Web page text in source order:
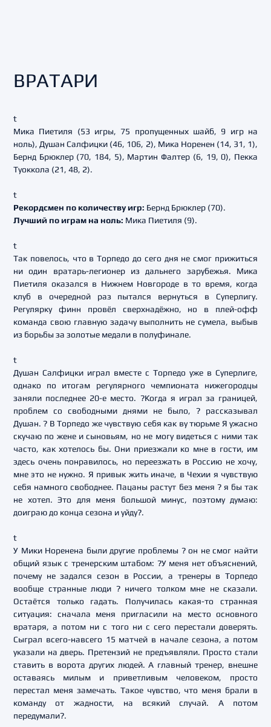
ВРАТАРИ
t
Мика Пиетиля (53 игры, 75 пропущенных шайб, 9 игр на
ноль), Душан Салфицки (46, 106, 2), Мика Норенен (14, 31, 1),
Бернд Брюклер (70, 184, 5), Мартин Фалтер (6, 19, 0), Пекка
Туоккола (21, 48, 2).
t
Рекордсмен по количеству игр: Бернд Брюклер (70).
Лучший по играм на ноль: Мика Пиетиля (9).
t
Так повелось, что в Торпедо до сего дня не смог прижиться
ни один вратарь-легионер из дальнего зарубежья. Мика
Пиетиля оказался в Нижнем Новгороде в то время, когда
клуб в очередной раз пытался вернуться в Суперлигу.
Регулярку финн провёл сверхнадёжно, но в плей-офф
команда свою главную задачу выполнить не сумела, выбыв
из борьбы за золотые медали в полуфинале.
t
Душан Салфицки играл вместе с Торпедо уже в Суперлиге,
однако по итогам регулярного чемпионата нижегородцы
заняли последнее 20-е место. ?Когда я играл за границей,
проблем со свободными днями не было, ? рассказывал
Душан. ? В Торпедо же чувствую себя как ву тюрьме Я ужасно
скучаю по жене и сыновьям, но не могу видеться с ними так
часто, как хотелось бы. Они приезжали ко мне в гости, им
здесь очень понравилось, но переезжать в Россию не хочу,
мне это не нужно. Я привык жить иначе, в Чехии я чувствую
себя намного свободнее. Пацаны растут без меня ? я бы так
не хотел. Это для меня большой минус, поэтому думаю:
доиграю до конца сезона и уйду?.
t
У Мики Норенена были другие проблемы ? он не смог найти
общий язык с тренерским штабом: ?У меня нет объяснений,
почему не задался сезон в России, а тренеры в Торпедо
вообще странные люди ? ничего толком мне не сказали.
Остаётся только гадать. Получилась какая-то странная
ситуация: сначала меня пригласили на место основного
вратаря, а потом ни с того ни с сего перестали доверять.
Сыграл всего-навсего 15 матчей в начале сезона, а потом
указали на дверь. Претензий не предъявляли. Просто стали
ставить в ворота других людей. А главный тренер, внешне
оставаясь милым и приветливым человеком, просто
перестал меня замечать. Такое чувство, что меня брали в
команду от жадности, на всякий случай. А потом
передумали?.